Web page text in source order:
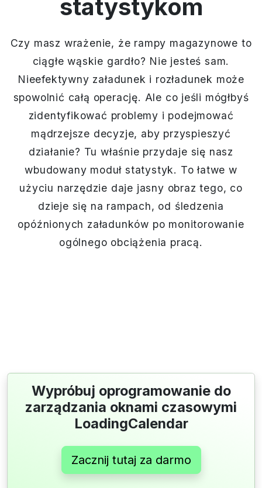
statystykom
Czy masz wrażenie, że rampy magazynowe to
ciągłe wąskie gardło? Nie jesteś sam.
Nieefektywny załadunek i rozładunek może
spowolnić całą operację. Ale co jeśli mógłbyś
zidentyfikować problemy i podejmować
mądrzejsze decyzje, aby przyspieszyć
działanie? Tu właśnie przydaje się nasz
wbudowany moduł statystyk. To łatwe w
użyciu narzędzie daje jasny obraz tego, co
dzieje się na rampach, od śledzenia
opóźnionych załadunków po monitorowanie
ogólnego obciążenia pracą.
Wypróbuj oprogramowanie do
zarządzania oknami czasowymi
LoadingCalendar
Zacznij tutaj za darmo